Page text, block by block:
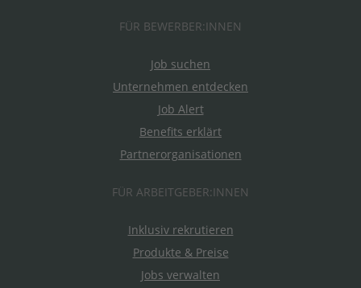
FÜR BEWERBER:INNEN
Job suchen
Unternehmen entdecken
Job Alert
Benefits erklärt
Partnerorganisationen
FÜR ARBEITGEBER:INNEN
Inklusiv rekrutieren
Produkte & Preise
Jobs verwalten